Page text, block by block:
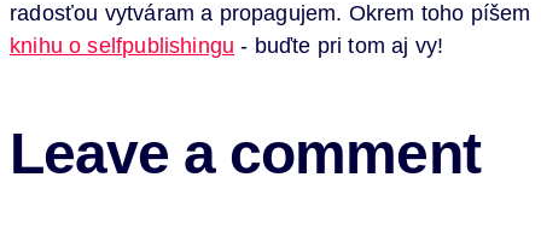
radosťou vytváram a propagujem. Okrem toho píšem
knihu o selfpublishingu - buďte pri tom aj vy!
Leave a comment